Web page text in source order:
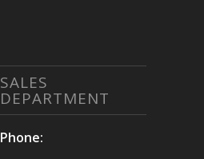
SALES
DEPARTMENT
Phone: